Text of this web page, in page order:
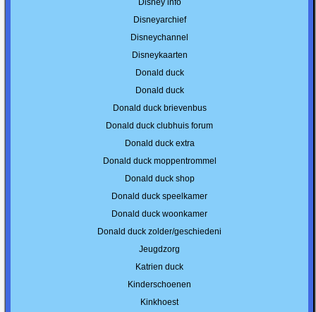
Disney info
Disneyarchief
Disneychannel
Disneykaarten
Donald duck
Donald duck
Donald duck brievenbus
Donald duck clubhuis forum
Donald duck extra
Donald duck moppentrommel
Donald duck shop
Donald duck speelkamer
Donald duck woonkamer
Donald duck zolder/geschiedeni
Jeugdzorg
Katrien duck
Kinderschoenen
Kinkhoest